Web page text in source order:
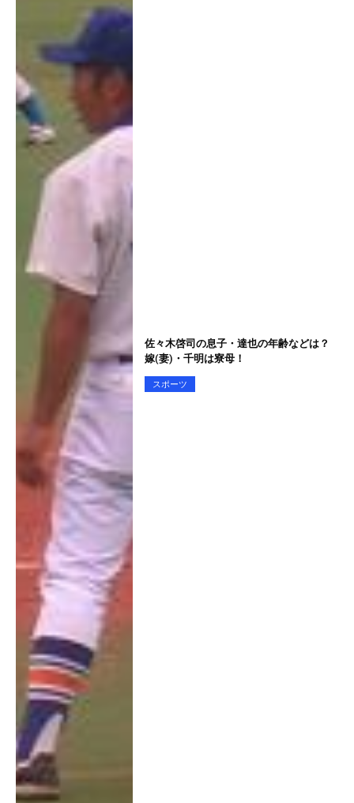
佐々木啓司の息子・達也の年齢などは？
嫁(妻)・千明は寮母！
スポーツ